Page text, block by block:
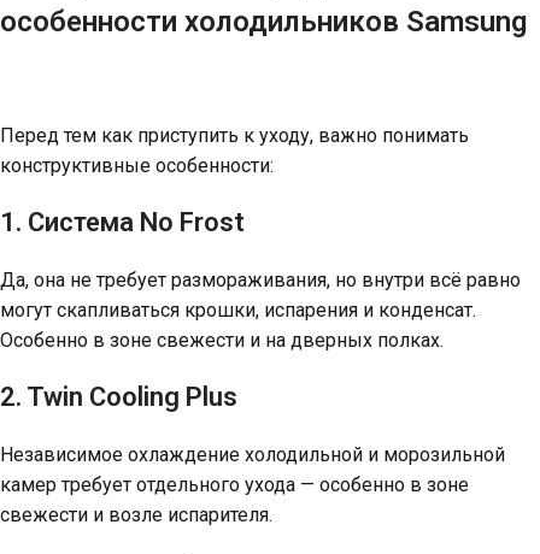
особенности холодильников Samsung
Перед тем как приступить к уходу, важно понимать
конструктивные особенности:
1. Система No Frost
Да, она не требует размораживания, но внутри всё равно
могут скапливаться крошки, испарения и конденсат.
Особенно в зоне свежести и на дверных полках.
2. Twin Cooling Plus
Независимое охлаждение холодильной и морозильной
камер требует отдельного ухода — особенно в зоне
свежести и возле испарителя.